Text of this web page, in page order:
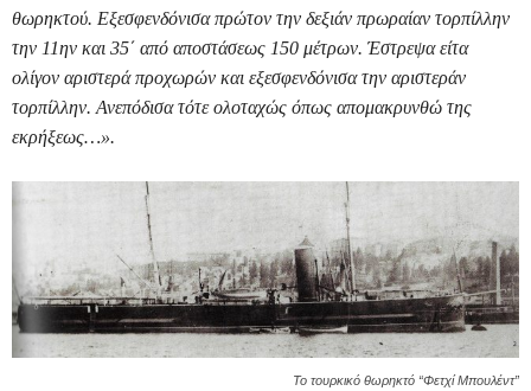
θωρηκτού. Εξεσφενδόνισα πρώτον την δεξιάν πρωραίαν τορπίλλην
την 11ην και 35΄ από αποστάσεως 150 μέτρων. Έστρεψα είτα
ολίγον αριστερά προχωρών και εξεσφενδόνισα την αριστεράν
τορπίλλην. Ανεπόδισα τότε ολοταχώς όπως απομακρυνθώ της
εκρήξεως…».
Το τουρκικό θωρηκτό “Φετχί Μπουλέντ”